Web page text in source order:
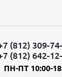
(812) 309-
(812) 642-
ПН-ПТ 10:00-